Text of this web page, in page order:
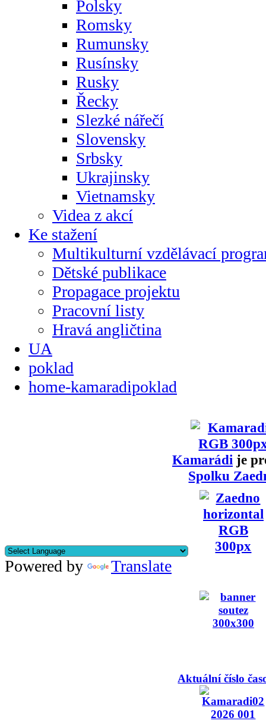
Polsky
Romsky
Rumunsky
Rusínsky
Rusky
Řecky
Slezké nářečí
Slovensky
Srbsky
Ukrajinsky
Vietnamsky
Videa z akcí
Ke stažení
Multikulturní vzdělávací
Dětské publikace
Propagace projektu
Pracovní listy
Hravá angličtina
UA
poklad
home-kamaradipoklad
Kamarádi je
Spolku
Powered by Translate
Aktuální číslo